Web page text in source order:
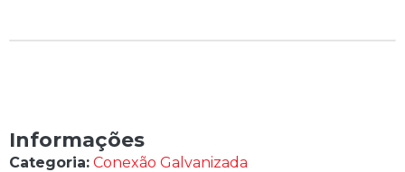
Informações
Categoria: Conexão Galvanizada